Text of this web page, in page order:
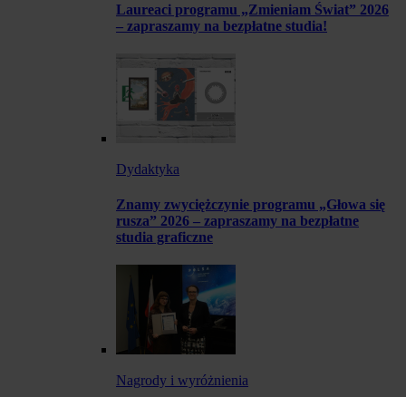
Laureaci programu „Zmieniam Świat” 2026
– zapraszamy na bezpłatne studia!
Dydaktyka
Znamy zwyciężczynie programu „Głowa się
rusza” 2026 – zapraszamy na bezpłatne
studia graficzne
Nagrody i wyróżnienia